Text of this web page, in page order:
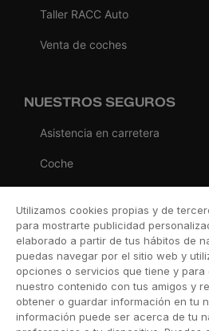
Taller RACC Auto
Venta de coches
NUESTROS SEGUROS
Asistencia en carretera
Coche
Viaje
Hogar
Vida
Decesos
Utilizamos cookies propias y de
para mostrarte publicidad
elaborado a partir de tus hábitos de
puedas navegar por el sitio web y
opciones o servicios que tiene y
nuestro contenido con tus amigos y
obtener o guardar información en tu
información puede ser acerca de tu